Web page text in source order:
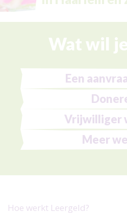
Doel en beleid
Wat wil
Een
Vrijwilliger
Meer
Hoe werkt Leergeld?